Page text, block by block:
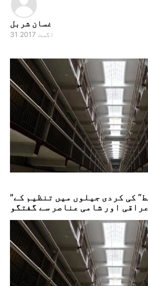
غسان شربل
31 اگست 2017
"الشرق الاوسط” کی کردی جیلوں میں تنظیم کے
عراقی اور شامی عناصر سے گفتگو